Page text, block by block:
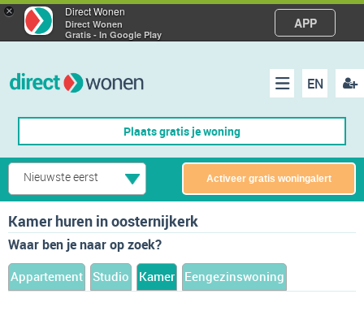
× Direct Wonen
Direct Wonen
Gratis - In Google Play
APP
EN
Menu
Plaats gratis je woning
Nieuwste eerst Activeer gratis woningalert
Kamer huren in oosternijkerk
Waar ben je naar op zoek?
Appartement Studio Kamer Eengezinswoning